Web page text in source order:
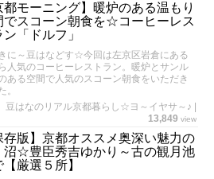
都モーニング】暖炉のある温もり
でスコーン朝食を☆コーヒーレス
ン「ドルフ」
に～豆はなどす☆今回は左京区岩倉にある
人気のコーヒーレストラン。暖炉とサンル
ある空間で人気のスコーン朝食をいただき
。
豆はなのリアル京都暮らし☆ヨ～イヤサ～♪
13,849 view
存版】京都オススメ奥深い魅力の
沼☆豊臣秀吉ゆかり～古の観月池
【厳選５所】